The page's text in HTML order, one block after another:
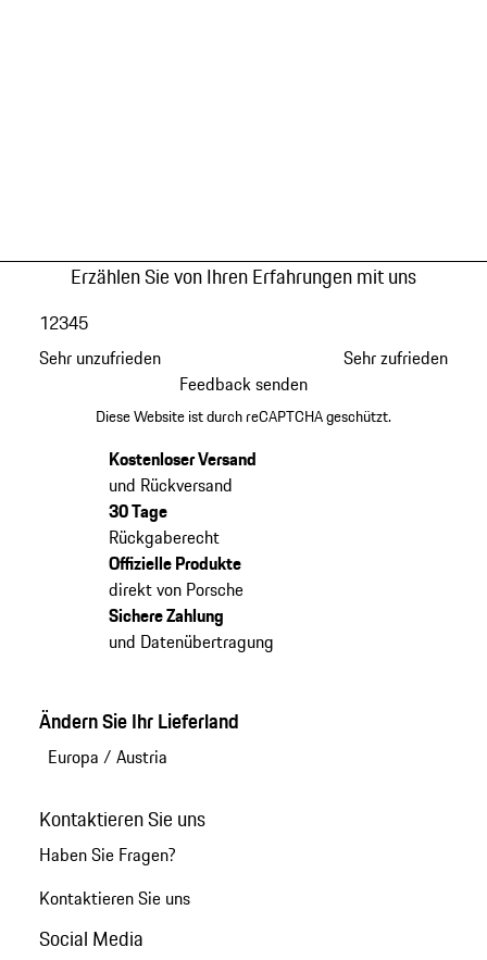
Erzählen Sie von Ihren Erfahrungen mit uns
Sehr unzufrieden
12345
Sehr zufrieden
Feedback senden
Diese Website ist durch reCAPTCHA geschützt.
Kostenloser Versand
und Rückversand
30 Tage
Rückgaberecht
Offizielle Produkte
direkt von Porsche
Sichere Zahlung
und Datenübertragung
Ändern Sie Ihr Lieferland
Europa / Austria
Kontaktieren Sie uns
Haben Sie Fragen?
Kontaktieren Sie uns
Social Media